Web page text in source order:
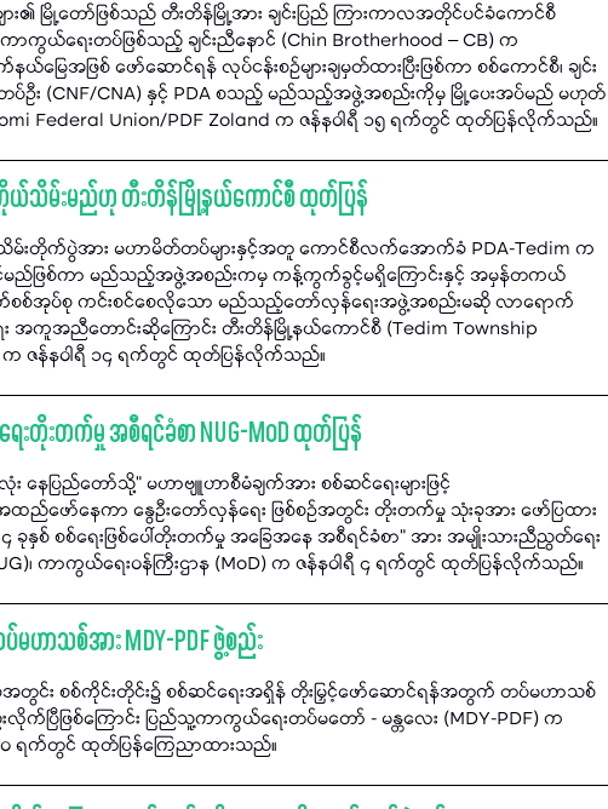
ျား၏ မြို့တော်ဖြစ်သည် တီးတိန်မြို့အား ချင်းပြည် ကြားကာလအတိုင်ပင်ခံကောင်စီ
ကာကွယ်ရေးတပ်ဖြစ်သည့် ချင်းညီနောင် (Chin Brotherhood – CB) က
ယ်မြေအဖြစ် ဖော်ဆောင်ရန် လုပ်ငန်းစဉ်များချမှတ်ထားပြီးဖြစ်ကာ စစ်ကောင်စီ၊ ချင်း
တပ်ဦး (CNF/CNA) နှင့် PDA စသည့် မည်သည့်အဖွဲ့အစည်းကိုမှ မြို့ပေးအပ်မည် မဟုတ်
Federal Union/PDF Zoland က ဇန်နဝါရီ ၁၅ ရက်တွင် ထုတ်ပြန်လိုက်သည်။
သိမ်းမည်ဟု တီးတိန်မြို့နယ်ကောင်စီ ထုတ်ပြန်
မ်းတိုက်ပွဲအား မဟာမိတ်တပ်များနှင့်အတူ ကောင်စီလက်အောက်ခံ PDA-Tedim က
မည်ဖြစ်ကာ မည်သည့်အဖွဲ့အစည်းကမှ ကန့်ကွက်ခွင့်မရှိကြောင်းနှင့် အမှန်တကယ်
စစ်အုပ်စု ကင်းစင်စေလိုသော မည်သည့်တော်လှန်ရေးအဖွဲ့အစည်းမဆို လာရောက်
ေး အကူအညီတောင်းဆိုကြောင်း တီးတိန်မြို့နယ်ကောင်စီ (Tedim Township
က ဇန်နဝါရီ ၁၄ ရက်တွင် ထုတ်ပြန်လိုက်သည်။
ေးတိုးတက်မှု အစီရင်ခံစာ NUG-MoD ထုတ်ပြန်
း နေပြည်တော်သို့" မဟာဗျူဟာစီမံချက်အား စစ်ဆင်ရေးများဖြင့်
ည်ဖော်နေကာ နွေဦးတော်လှန်ရေး ဖြစ်စဉ်အတွင်း တိုးတက်မှု သုံးခုအား ဖော်ပြထား
ခုနှစ် စစ်ရေးဖြစ်ပေါ်တိုးတက်မှု အခြေအနေ အစီရင်ခံစာ" အား အမျိုးသားညီညွတ်ရေး
၊ ကာကွယ်ရေးဝန်ကြီးဌာန (MoD) က ဇန်နဝါရီ ၄ ရက်တွင် ထုတ်ပြန်လိုက်သည်။
မဟာသစ်အား MDY-PDF ဖွဲ့စည်း
အတွင်း စစ်ကိုင်းတိုင်း၌ စစ်ဆင်ရေးအရှိန် တိုးမြှင့်ဖော်ဆောင်ရန်အတွက် တပ်မဟာသစ်
လိုက်ပြီဖြစ်ကြောင်း ပြည်သူ့ကာကွယ်ရေးတပ်မတော် - မန္တလေး (MDY-PDF) က
ရက်တွင် ထုတ်ပြန်ကြေညာထားသည်။